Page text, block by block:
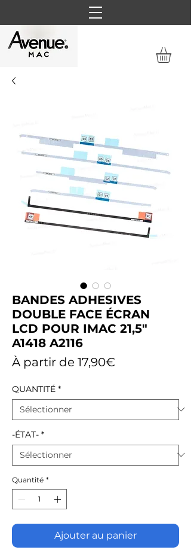
BANDES ADHESIVES
DOUBLE FACE ÉCRAN
LCD POUR IMAC 21,5"
A1418 A2116
À partir de 17,90€
QUANTITÉ *
-ÉTAT- *
Quantité *
Ajouter au panier